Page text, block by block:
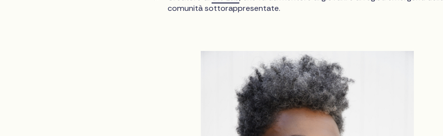
comunità sottorappresentate.